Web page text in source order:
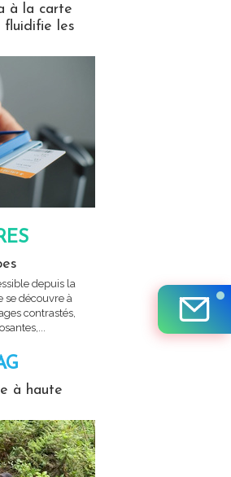
à la carte
fluidifie les
depuis la
se découvre à
contrastés,
à haute